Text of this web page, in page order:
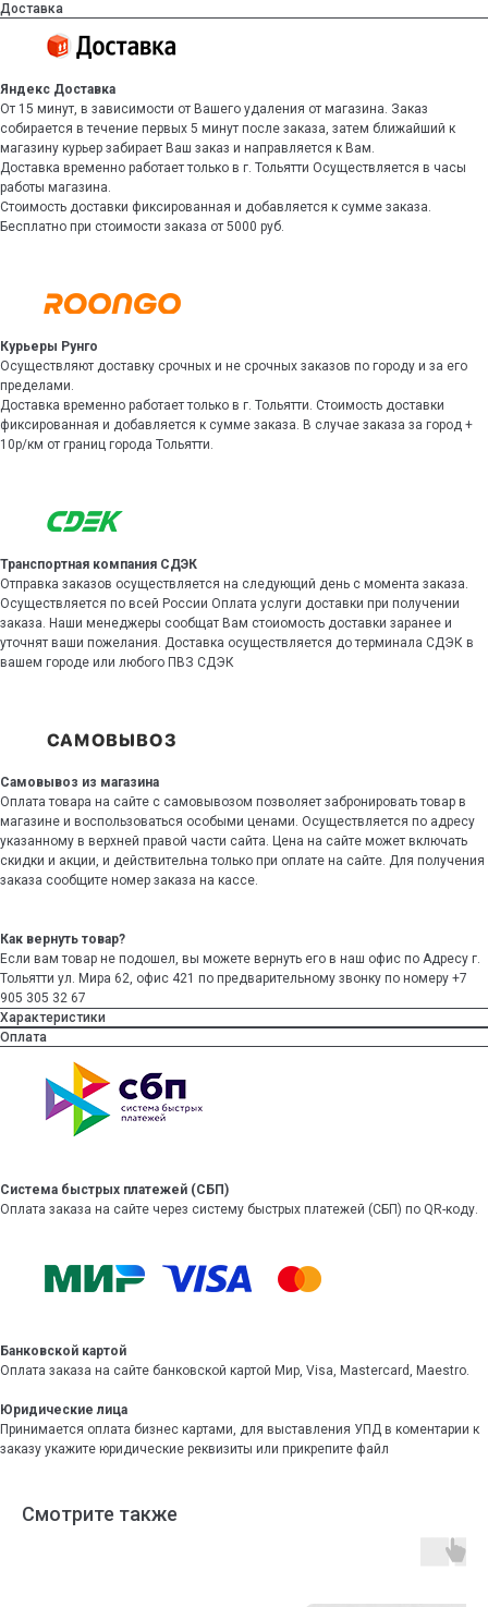
Доставка
Яндекс Доставка
От 15 минут, в зависимости от Вашего удаления от магазина. Заказ
собирается в течение первых 5 минут после заказа, затем ближайший к
магазину курьер забирает Ваш заказ и направляется к Вам.
Доставка временно работает только в г. Тольятти Осуществляется в часы
работы магазина.
Стоимость доставки фиксированная и добавляется к сумме заказа.
Бесплатно при стоимости заказа от 5000 руб.
Курьеры Рунго
Осуществляют доставку срочных и не срочных заказов по городу и за его
пределами.
Доставка временно работает только в г. Тольятти. Стоимость доставки
фиксированная и добавляется к сумме заказа. В случае заказа за город +
10р/км от границ города Тольятти.
Транспортная компания СДЭК
Отправка заказов осуществляется на следующий день с момента заказа.
Осуществляется по всей России Оплата услуги доставки при получении
заказа. Наши менеджеры сообщат Вам стоиомость доставки заранее и
уточнят ваши пожелания. Доставка осуществляется до терминала СДЭК в
вашем городе или любого ПВЗ СДЭК
Самовывоз из магазина
Оплата товара на сайте с самовывозом позволяет забронировать товар в
магазине и воспользоваться особыми ценами. Осуществляется по адресу
указанному в верхней правой части сайта. Цена на сайте может включать
скидки и акции, и действительна только при оплате на сайте. Для получения
заказа сообщите номер заказа на кассе.
Как вернуть товар?
Если вам товар не подошел, вы можете вернуть его в наш офис по Адресу г.
Тольятти ул. Мира 62, офис 421 по предварительному звонку по номеру +7
905 305 32 67
Характеристики
Оплата
Система быстрых платежей (СБП)
Оплата заказа на сайте через систему быстрых платежей (СБП) по QR-коду.
Банковской картой
Оплата заказа на сайте банковской картой Мир, Visa, Mastercard, Maestro.
Юридические лица
Принимается оплата бизнес картами, для выставления УПД в коментарии к
заказу укажите юридические реквизиты или прикрепите файл
Смотрите также